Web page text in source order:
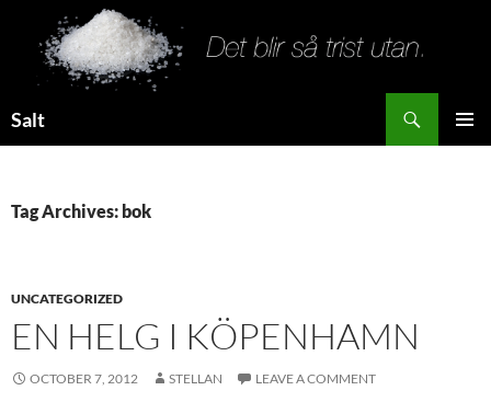
Salt
Tag Archives: bok
UNCATEGORIZED
EN HELG I KÖPENHAMN
OCTOBER 7, 2012 STELLAN LEAVE A COMMENT